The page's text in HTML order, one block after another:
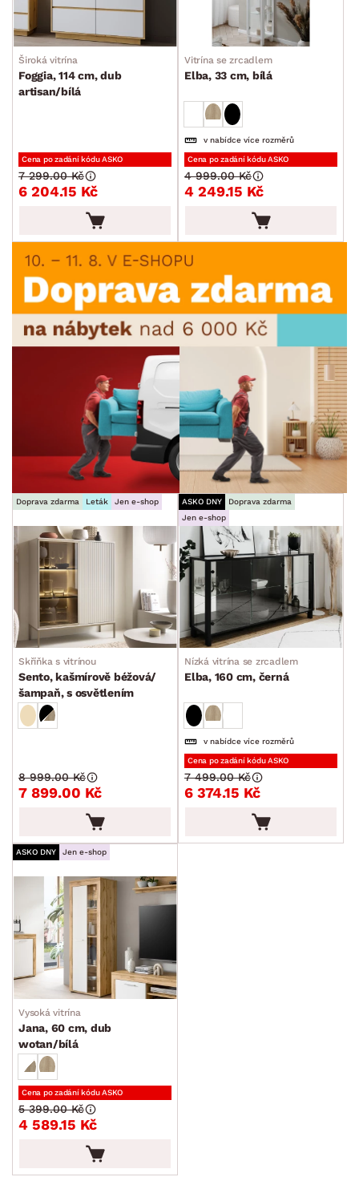
Široká vitrína
Foggia, 114 cm, dub
artisan/bílá
Cena po zadání kódu ASKO
6 204.15 Kč
7 299.00 Kč
Vitrína se zrcadlem
Elba, 33 cm, bílá
v nabídce více rozměrů
Cena po zadání kódu ASKO
4 249.15 Kč
4 999.00 Kč
Doprava zdarma Leták Jen e-shop
Skříňka s vitrínou
Sento, kašmírově béžová/
šampaň, s osvětlením
7 899.00 Kč
8 999.00 Kč
ASKO DNY
Doprava zdarma
Jen e-shop
Nízká vitrína se zrcadlem
Elba, 160 cm, černá
v nabídce více rozměrů
Cena po zadání kódu ASKO
6 374.15 Kč
7 499.00 Kč
ASKO DNY Jen e-shop
Vysoká vitrína
Jana, 60 cm, dub
wotan/bílá
Cena po zadání kódu ASKO
4 589.15 Kč
5 399.00 Kč